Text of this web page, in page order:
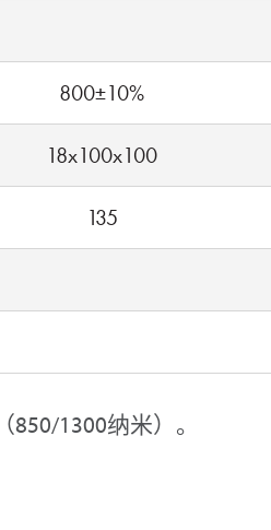
800±10%
18x100x100
135
1300纳米）。